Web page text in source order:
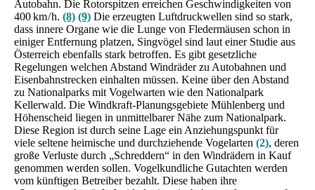
Autobahn. Die Rotorspitzen erreichen Geschwindigkeiten von
400 km / h. (8) (9) Die erzeugten Luftdruckwellen sind so stark,
dass innere Organe wie die Lunge von Fledermäusen schon in
einiger Entfernung platzen, Singvögel sind laut einer Studie aus
Österreich ebenfalls stark betroffen. Es gibt gesetzliche
Regelungen welchen Abstand Windräder zu Autobahnen und
Eisenbahnstrecken einhalten müssen. Keine über den Abstand
zu Nationalparks mit Vogelwarten wie den Nationalpark
Kellerwald. Die Windkraft-Planungsgebiete Mühlenberg und
Höhenscheid liegen in unmittelbarer Nähe zum Nationalpark.
Diese Region ist durch seine Lage ein Anziehungspunkt für
viele seltene heimische und durchziehende Vogelarten (2), deren
große Verluste durch „Schreddern“ in den Windrädern in Kauf
genommen werden sollen. Vogelkundliche Gutachten werden
vom künftigen Betreiber bezahlt. Diese haben ihre